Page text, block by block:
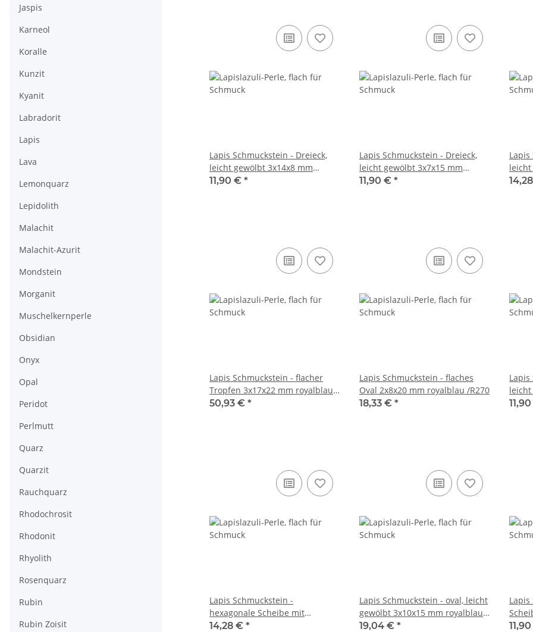
Lapis Schmuckstein - Dreieck,
leicht gewölbt 3x14x8 mm
royalblau /R282
11,90 € *
Lapis Schmuckstein - Dreieck,
leicht gewölbt 3x7x15 mm
royalblau /R277
11,90 € *
Lapis
leicht
Lapis Schmuckstein - flacher
Tropfen 3x17x22 mm royalblau
/R247
50,93 € *
Lapis Schmuckstein - flaches
Oval 2x8x20 mm royalblau /R270
18,33 € *
leicht
Lapis Schmuckstein -
hexagonale Scheibe mit
facettierter Kante 3x7x14 mm
14,28 € *
Lapis Schmuckstein - oval, leicht
gewölbt 3x10x15 mm royalblau
/R291
19,04 € *
Lapis
Jaspis
Karneol
Koralle
Kunzit
Kyanit
Labradorit
Lapis
Lava
Lemonquarz
Lepidolith
Malachit
Malachit-Azurit
Mondstein
Morganit
Muschelkernperle
Obsidian
Onyx
Opal
Peridot
Perlmutt
Quarz
Quarzit
Rauchquarz
Rhodochrosit
Rhodonit
Rhyolith
Rosenquarz
Rubin
Rubin Zoisit